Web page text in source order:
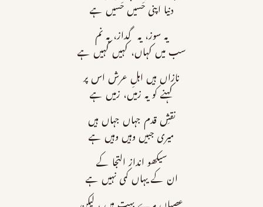
دنیا اپنی حَسیں حَسیں ہے
یہ سوز، یہ گداز، یہ نم
سب میں کہاں، کہیں کہیں ہے
نازاں ہیں اہلِ عرش اس پر
کہنے کو یہ زمیں، زمیں ہے
نقشِ قدم جہاں جہاں ہیں
میری جبیں وہیں وہیں ہے
سیکھو انداز التجا کے
ان کے یہاں کمی نہیں ہے
عصیاں مرے بہت ہیں ، لیکن